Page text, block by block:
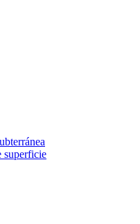
superficie